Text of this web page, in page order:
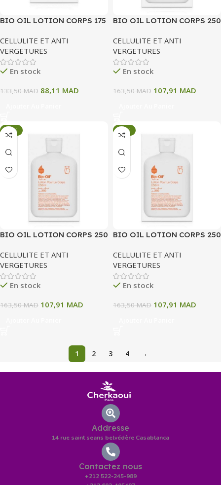
BIO OIL LOTION CORPS 175
CELLULITE ET ANTI
VERGETURES
En stock
133,50MAD 88,11 MAD
BIO OIL LOTION CORPS 250
CELLULITE ET ANTI
VERGETURES
En stock
163,50MAD 107,91 MAD
-34%
BIO OIL LOTION CORPS 250
CELLULITE ET ANTI
VERGETURES
En stock
163,50MAD 107,91 MAD
-34%
BIO OIL LOTION CORPS 250
CELLULITE ET ANTI
VERGETURES
En stock
163,50MAD 107,91 MAD
1 2 3 4 →
Addresse
14 rue saint seans belvédère Casablanca
Contactez nous
+212 522-245-989